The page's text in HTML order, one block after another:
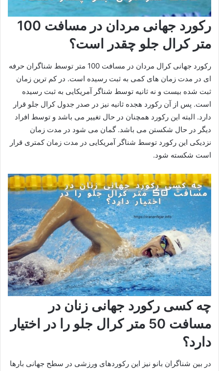
رکورد جهانی مردان در مسافت 100
متر کرال جلو چقدر است؟
رکورد جهانی کرال مردان در مسافت 100 متر توسط شناگران حرفه
ای در مدت زمان های کمی به ثبت رسیده است. در کم ترین زمان
ثبت شده بیست و نه ثانیه توسط شناگر آمریکایی به ثبت رسیده
است. پس از آن رکورد هجده ثانیه نیز در صدر جدول کرال جلو قرار
دارد. البته این رکورد همچنان در حال تغییر می باشد و توسط افراد
دیگر در حال شکستن می باشد. گمان می شود در مدت زمان
نزدیکی این رکورد توسط شناگر آمریکایی در مدت زمان کمتری قرار
است شکسته شود.
چه کسی رکورد جهانی زنان در
مسافت 50 متر کرال جلو را در اختیار
دارد؟
در بین شناگران بانو نیز این رکوردهای ورزشی در سطح جهانی بارها